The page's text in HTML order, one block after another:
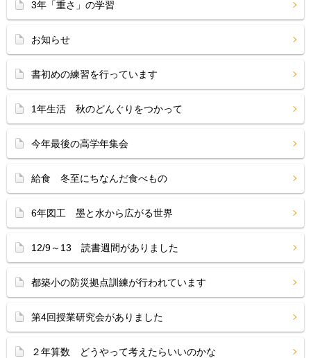
3年「重さ」の学習
お知らせ
書初めの練習を行っています
1年生活 秋のどんぐりをつかって
今年最後の高学年集会
給食 冬至にちなんだ食べもの
6年図工 墨と水から広がる世界
12/9～13 読書週間がありました
都築小の防災拠点訓練が行われています
第4回授業研究会がありました
２年算数 どうやって考えたらいいのかな